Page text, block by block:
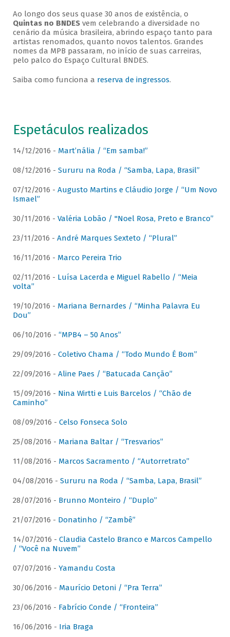
Ao longo dos seus quase 30 anos de existência, o
Quintas no BNDESvem celebrando a diversidade no
cenário da música brasileira, abrindo espaço tanto para
artistas renomados, quanto novos talentos. Grandes
nomes da MPB passaram, no início de suas carreiras,
pelo palco do Espaço Cultural BNDES.
Saiba como funciona a reserva de ingressos.
Espetáculos realizados
14/12/2016 - Mart’nália / “Em samba!”
08/12/2016 - Sururu na Roda / “Samba, Lapa, Brasil”
07/12/2016 - Augusto Martins e Cláudio Jorge / “Um Novo
Ismael”
30/11/2016 - Valéria Lobão / "Noel Rosa, Preto e Branco”
23/11/2016 - André Marques Sexteto / “Plural”
16/11/2016 - Marco Pereira Trio
02/11/2016 - Luísa Lacerda e Miguel Rabello / “Meia
volta”
19/10/2016 - Mariana Bernardes / “Minha Palavra Eu
Dou”
06/10/2016 - “MPB4 – 50 Anos”
29/09/2016 - Coletivo Chama / “Todo Mundo É Bom”
22/09/2016 - Aline Paes / “Batucada Canção”
15/09/2016 - Nina Wirtti e Luis Barcelos / “Chão de
Caminho”
08/09/2016 - Celso Fonseca Solo
25/08/2016 - Mariana Baltar / “Tresvarios”
11/08/2016 - Marcos Sacramento / “Autorretrato”
04/08/2016 - Sururu na Roda / “Samba, Lapa, Brasil”
28/07/2016 - Brunno Monteiro / “Duplo”
21/07/2016 - Donatinho / “Zambê”
14/07/2016 - Claudia Castelo Branco e Marcos Campello
/ “Você na Nuvem”
07/07/2016 - Yamandu Costa
30/06/2016 - Maurício Detoni / “Pra Terra”
23/06/2016 - Fabrício Conde / “Fronteira”
16/06/2016 - Iria Braga